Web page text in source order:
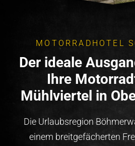
MOTORRADHOTEL
Der ideale
Ihre
Mühlviertel in
Die Urlaubsregion
einem breitgefächerten